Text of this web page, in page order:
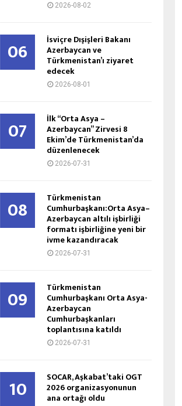
2026-08-02
06 İsviçre Dışişleri Bakanı
Azerbaycan ve
Türkmenistan’ı ziyaret
edecek
2026-08-01
07 İlk “Orta Asya –
Azerbaycan” Zirvesi 8
Ekim’de Türkmenistan’da
düzenlenecek
2026-07-31
08 Türkmenistan
Cumhurbaşkanı:Orta Asya–
Azerbaycan altılı işbirliği
formatı işbirliğine yeni bir
ivme kazandıracak
2026-07-31
09 Türkmenistan
Cumhurbaşkanı Orta Asya-
Azerbaycan
Cumhurbaşkanları
toplantısına katıldı
2026-07-31
10 SOCAR, Aşkabat’taki OGT
2026 organizasyonunun
ana ortağı oldu